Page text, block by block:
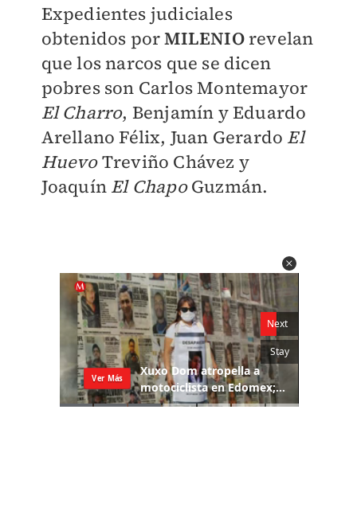
Expedientes judiciales
obtenidos porMILENIOrevelan
quelos narcos que se dicen
pobres son Carlos Montemayor
El Charro, Benjamín y Eduardo
ArellanoFélix, Juan Gerardo El
HuevoTreviño Chávez y
Joaquín El ChapoGuzmán.